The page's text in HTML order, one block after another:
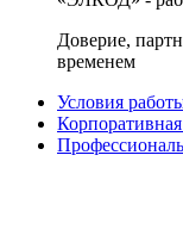
Доверие,
временем
Условия